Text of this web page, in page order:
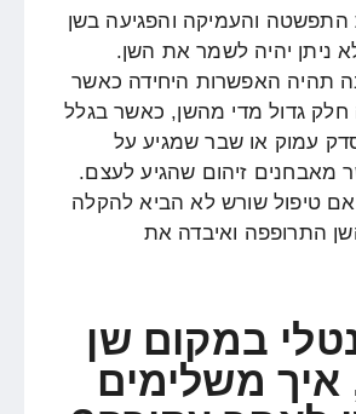
והעמיקה והפגיעה בשן
ניתן יהיה לשמר את השן.
תהיה האפשרות היחידה כאשר
גדול מדי מהשן, כאשר בגלל
סדק עמוק או שבר שמגיע על
מאבחנים זיהום שהגיע לעצם.
טיפול שורש לא הביא להקלה
התרופפה ואיבדה את
במקום שן
איך משלימים